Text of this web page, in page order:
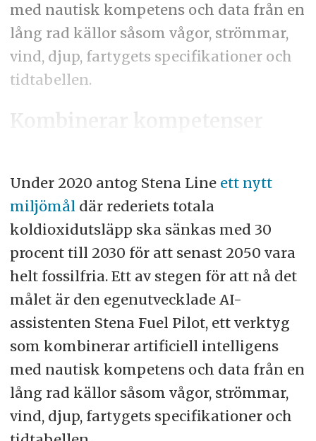
med nautisk kompetens och data från en
lång rad källor såsom vågor, strömmar,
vind, djup, fartygets specifikationer och
tidtabellen.
Kombinerar kompetenser
Under 2020 antog Stena Line ett nytt
miljömål där rederiets totala
koldioxidutsläpp ska sänkas med 30
procent till 2030 för att senast 2050 vara
helt fossilfria. Ett av stegen för att nå det
målet är den egenutvecklade AI-
assistenten Stena Fuel Pilot, ett verktyg
som kombinerar artificiell intelligens
med nautisk kompetens och data från en
lång rad källor såsom vågor, strömmar,
vind, djup, fartygets specifikationer och